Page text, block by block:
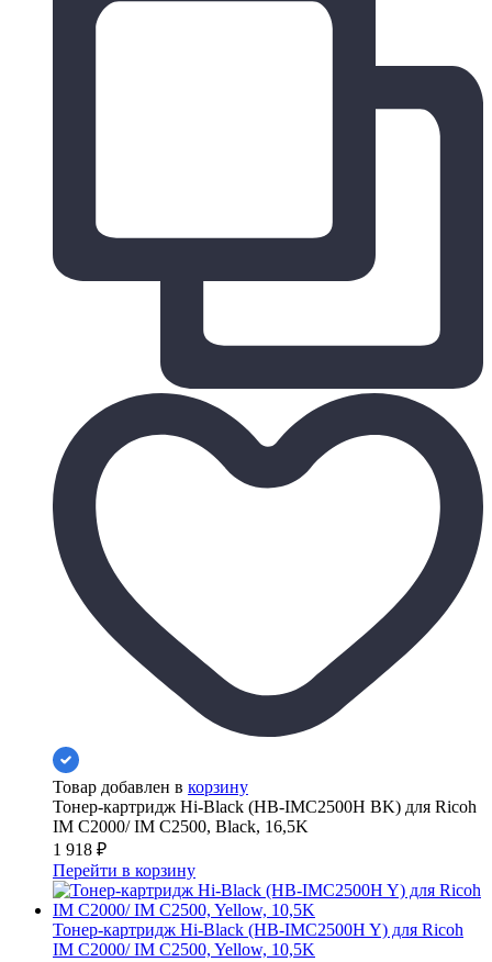
Товар добавлен в корзину
Тонер-картридж Hi-Black (HB-IMC2500H BK) для Ricoh
IM C2000/ IM C2500, Black, 16,5K
1 918 ₽
Перейти в корзину
Тонер-картридж Hi-Black (HB-IMC2500H Y) для Ricoh
IM C2000/ IM C2500, Yellow, 10,5K